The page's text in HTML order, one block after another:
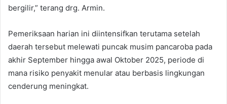
bergilir,” terang drg. Armin.
Pemeriksaan harian ini diintensifkan terutama setelah
daerah tersebut melewati puncak musim pancaroba pada
akhir September hingga awal Oktober 2025, periode di
mana risiko penyakit menular atau berbasis lingkungan
cenderung meningkat.